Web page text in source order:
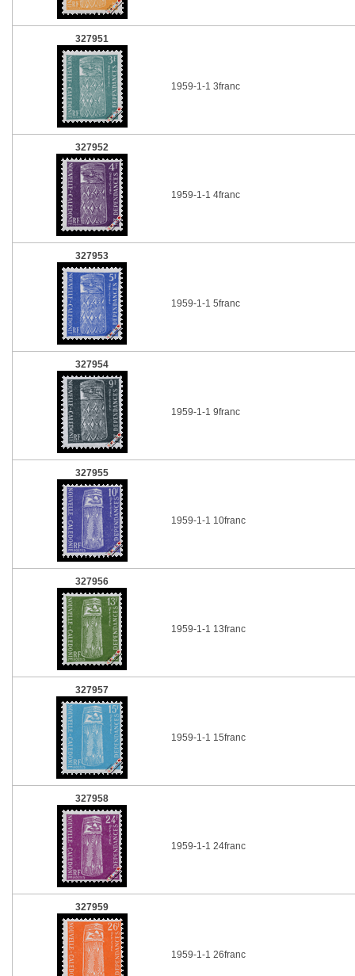
327951
1959-1-1 3franc
327952
1959-1-1 4franc
327953
1959-1-1 5franc
327954
1959-1-1 9franc
327955
1959-1-1 10franc
327956
1959-1-1 13franc
327957
1959-1-1 15franc
327958
1959-1-1 24franc
327959
1959-1-1 26franc